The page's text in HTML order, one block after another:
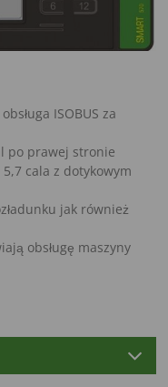
ISOBUS za
po prawej stronie
cala z dotykowym
jak również
obsługę maszyny